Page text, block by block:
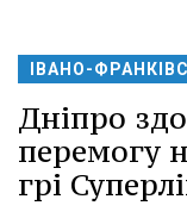
ІВАНО-
Дніпро
перемогу
грі